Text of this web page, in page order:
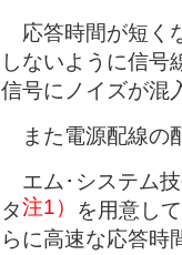
応答時間が短く
しないように信号
信号にノイズが混
また電源配線の
エム･システム
タ注1） を用意し
らに高速な応答時